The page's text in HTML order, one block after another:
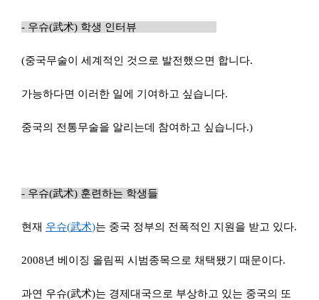
- 우슈(武术) 학생 인터뷰
(중국무술이 세계적인 것으로 발전했으면 합니다.
가능하다면 이러한 일에 기여하고 싶습니다.
중국의 전통무술을 알리는데 참여하고 싶습니다.)
- 우슈(武术) 훈련하는 학생들
현재 우슈(武术)는 중국 정부의 전폭적인 지원을 받고 있다.
2008년 베이징 올림픽 시범종목으로 채택됐기 때문이다.
과연 우슈(武术)는 경제대국으로 부상하고 있는 중국의 또